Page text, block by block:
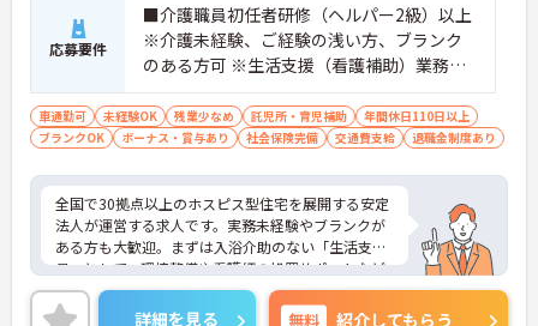
あるなど、年次にかかわらず頑張りが評価され、キ
ャリアアップを実現できる職場環境です
【働きやすい休日・残業面と、長く安心して働ける
・月9日公休に加え、夏季・冬季休暇各3日が確保さ
れており（年間休日113日）、オンオフのメリハリ
をつけて働くことができます。
・全社平均残業月5時間程度と、業界平均を大きく
下回る少ない残業時間を実現しています
・退職金制度（勤続3年以上）・保育手当・育児短
時間勤務・マインドフルネスプログラムなど、長期
的に安心して働き続けるための制度が充実していま
す
応募要件
■介護職員初任者研修（ヘルパー2級）以上
※介護未経験、ご経験の浅い方、ブランク
のある方可 ※生活支援（看護補助）業務か
ら経験し、訪問介護員へのキャリアアップ
を目指せます
車通勤可 未経験OK 残業少なめ 託児所・育児補助
年間休日110日以上
ブランクOK
ボーナス・賞与あり 社会保険完備 交通費支給 退職金制度あり
全国で30拠点以上のホスピス型住宅を展開する安定
法人が運営する求人です。実務未経験やブランクが
ある方も大歓迎。まずは入浴介助のない「生活支援
員」として、環境整備や看護師の処置サポートなど
の業務からスタートし、無理なくホスピスケアの経
験を積むことができ、ゆくゆくは訪問介護員へステ
詳細を見る 無料 紹介してもらう